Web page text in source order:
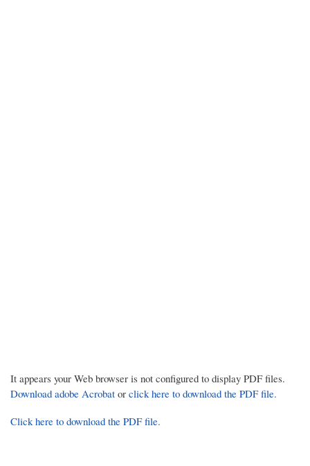
It appears your Web browser is not configured to display PDF files.
Download adobe Acrobat or click here to download the PDF file.
Click here to download the PDF file.